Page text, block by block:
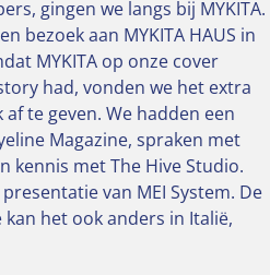
gingen we langs bij MYKITA.
bezoek aan MYKITA HAUS in
MYKITA op onze cover
had, vonden we het extra
te geven. We hadden een
Magazine, spraken met
kennis met The Hive Studio.
van MEI System. De
het ook anders in Italië,